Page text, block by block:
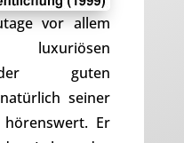
vor allem
guten
seiner
Er